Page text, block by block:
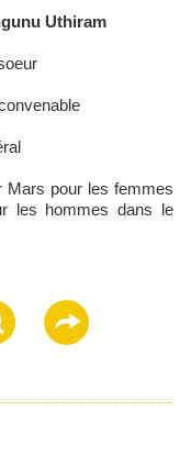
Uthiram
Mars pour les femmes
les hommes dans le